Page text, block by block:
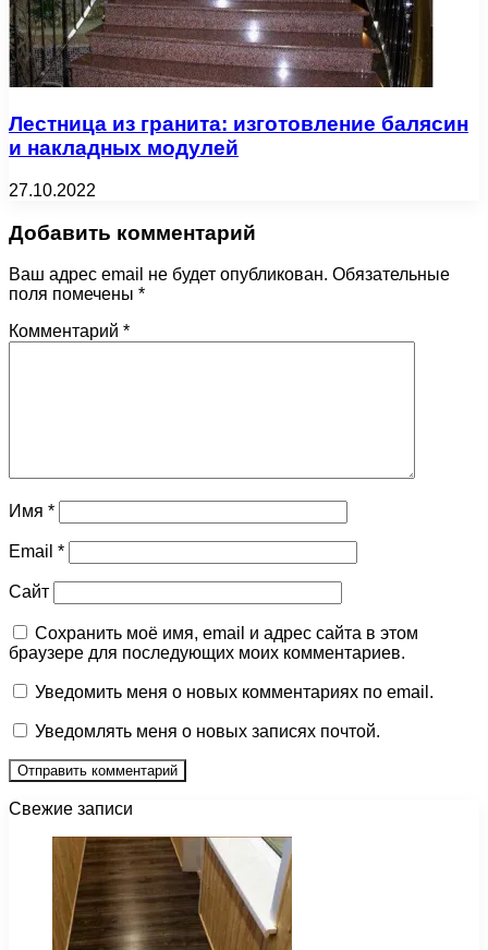
Лестница из гранита: изготовление балясин
и накладных модулей
27.10.2022
Добавить комментарий
Ваш адрес email не будет опубликован. Обязательные
поля помечены *
Комментарий *
Имя *
Email *
Сайт
Сохранить моё имя, email и адрес сайта в этом
браузере для последующих моих комментариев.
Уведомить меня о новых комментариях по email.
Уведомлять меня о новых записях почтой.
Свежие записи